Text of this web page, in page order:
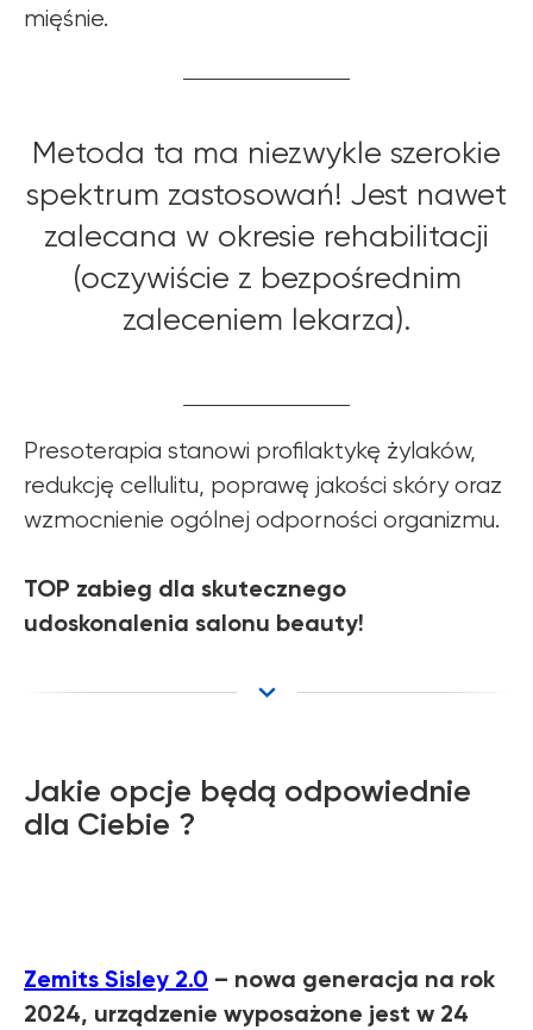
mięśnie.
Metoda ta ma niezwykle szerokie
spektrum zastosowań! Jest nawet
zalecana w okresie rehabilitacji
(oczywiście z bezpośrednim
zaleceniem lekarza).
Presoterapia stanowi profilaktykę żylaków,
redukcję cellulitu, poprawę jakości skóry oraz
wzmocnienie ogólnej odporności organizmu.
TOP zabieg dla skutecznego
udoskonalenia salonu beauty!
Jakie opcje będą odpowiednie
dla Ciebie ?
Zemits Sisley 2.0 – nowa generacja na rok
2024, urządzenie wyposażone jest w 24